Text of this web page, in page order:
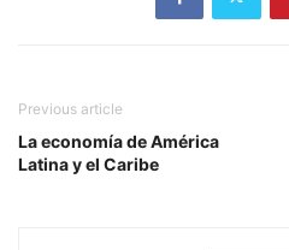
Previous article
La economía de América
Latina y el Caribe